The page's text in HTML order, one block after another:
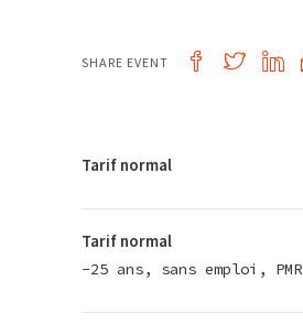
SHARE EVENT
Tarif normal
Tarif normal
-25 ans, sans emploi, PMR